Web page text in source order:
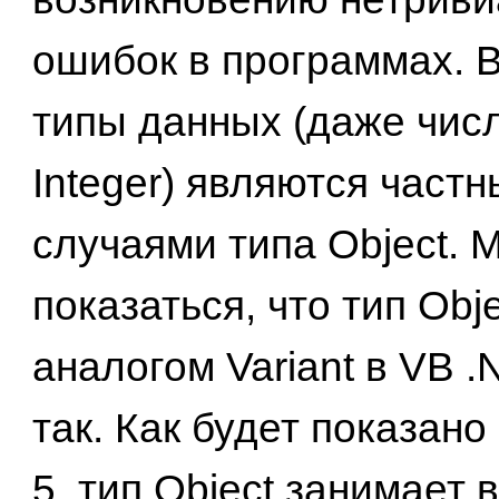
ошибок в программах.
типы данных (даже
Integer) являются
случаями типа Object.
показаться, что тип
аналогом Variant в VB
так. Как будет
5, тип Object занимает в